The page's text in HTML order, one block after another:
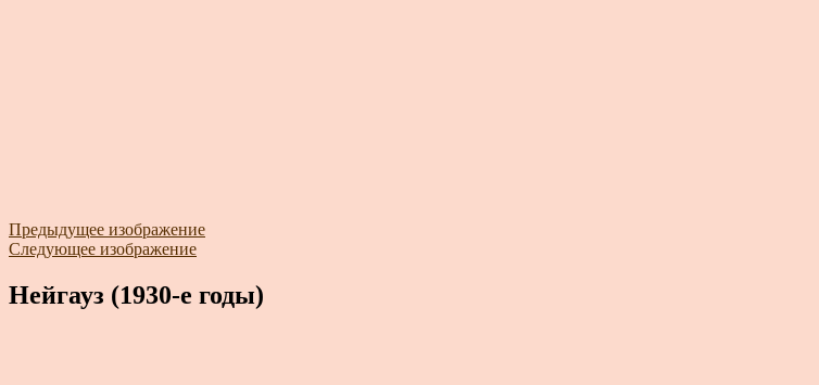
Предыдущее изображение
Следующее изображение
Нейгауз (1930-е годы)